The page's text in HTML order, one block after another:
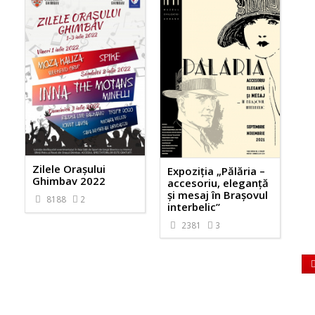
Zilele Orașului
Ghimbav 2022
8188 2
Expoziția „Pălăria –
accesoriu, eleganță
și mesaj în Brașovul
interbelic”
2381 3